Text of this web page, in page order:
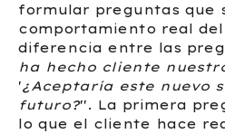
formular preguntas que
comportamiento real
diferencia entre las
ha hecho cliente
'¿Aceptaría este nuevo
futuro?''. La primera
lo que el cliente hace